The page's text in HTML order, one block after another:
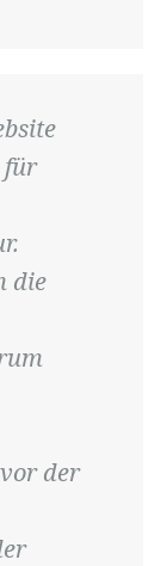
für
die
der